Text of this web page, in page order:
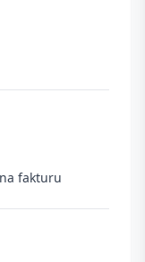
fakturu